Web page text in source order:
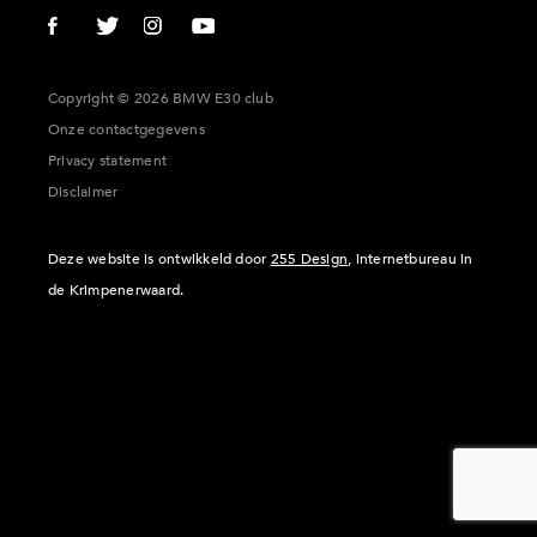
Copyright © 2026 BMW E30 club
Onze contactgegevens
Privacy statement
Disclaimer
Deze website is ontwikkeld door 255 Design, internetbureau in
de Krimpenerwaard.